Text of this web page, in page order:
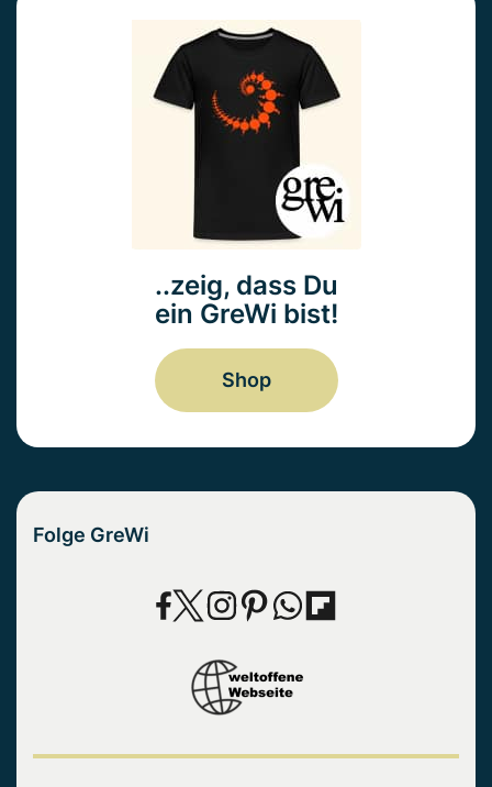
..zeig, dass Du
ein GreWi bist!
Shop
Folge GreWi